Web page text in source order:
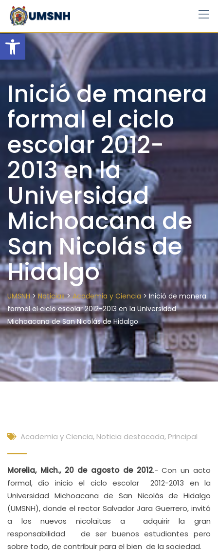
Open toolbar
Skip
content
Inició de manera
formal el ciclo
escolar 2012-
2013 en la
Universidad
Michoacana de
San Nicolás de
Hidalgo
UMSNH> Noticias>Academia y Ciencia > Inició de manera
formal el ciclo escolar 2012-2013 en la Universidad
Michoacana de San Nicolás de Hidalgo
Academia y Ciencia, Noticia destacada, Principal
Morelia, Mich., 20 de agosto de 2012.- Con un acto
formal, dio inicio el ciclo escolar 2012-2013 en la
Universidad Michoacana de San Nicolás de Hidalgo
(UMSNH), donde el rector Salvador Jara Guerrero, invitó
a los nuevos nicolaitas a adquirir la gran
responsabilidad de ser buenos estudiantes pero
sobre todo, de contribuir para el bien de la sociedad.